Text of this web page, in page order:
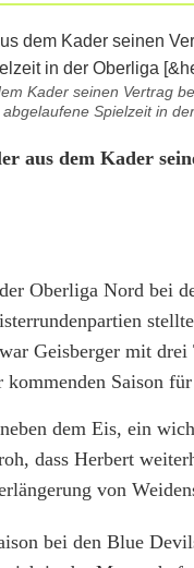
Kader seinen Vertrag
Spielzeit in
aus dem Kader
Oberliga Nord bei
Geisberger mit
Saison
dem Eis, ein
dass Herbert
von
bei den Blue